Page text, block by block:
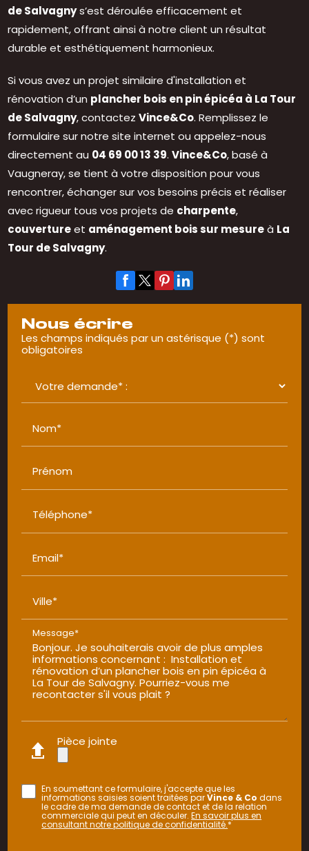
de Salvagnys’est déroulée efficacement et
rapidement, offrant ainsi à notre client un résultat
durable et esthétiquement harmonieux.
Si vous avez un projet similaire d'installation et
rénovation d’un plancher bois en pin épicéa à La Tour
de Salvagny, contactezVince&Co. Remplissez le
formulaire sur notre site internet ou appelez-nous
directement au 04 69 00 13 39.Vince&Co, basé à
Vaugneray, se tient à votre disposition pour vous
rencontrer, échanger sur vos besoins précis et réaliser
avec rigueur tous vos projets de charpente,
couvertureet aménagement bois sur mesureà La
Tour de Salvagny.
Nous écrire
Les champs indiqués par un astérisque (*) sont
obligatoires
Nom*
Prénom
Téléphone*
Email*
Ville*
Message*
Pièce jointe
En soumettant ce formulaire, j'accepte que les
informations saisies soient traitées parVince & Co dans
le cadre de ma demande de contact et de la relation
commerciale qui peut en découler.En savoir plus en
consultant notre politique de confidentialité.*